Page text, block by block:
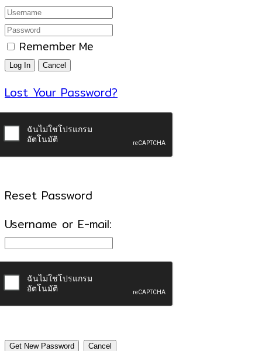
Remember Me
Lost Your Password?
Reset Password
Username or E-mail: